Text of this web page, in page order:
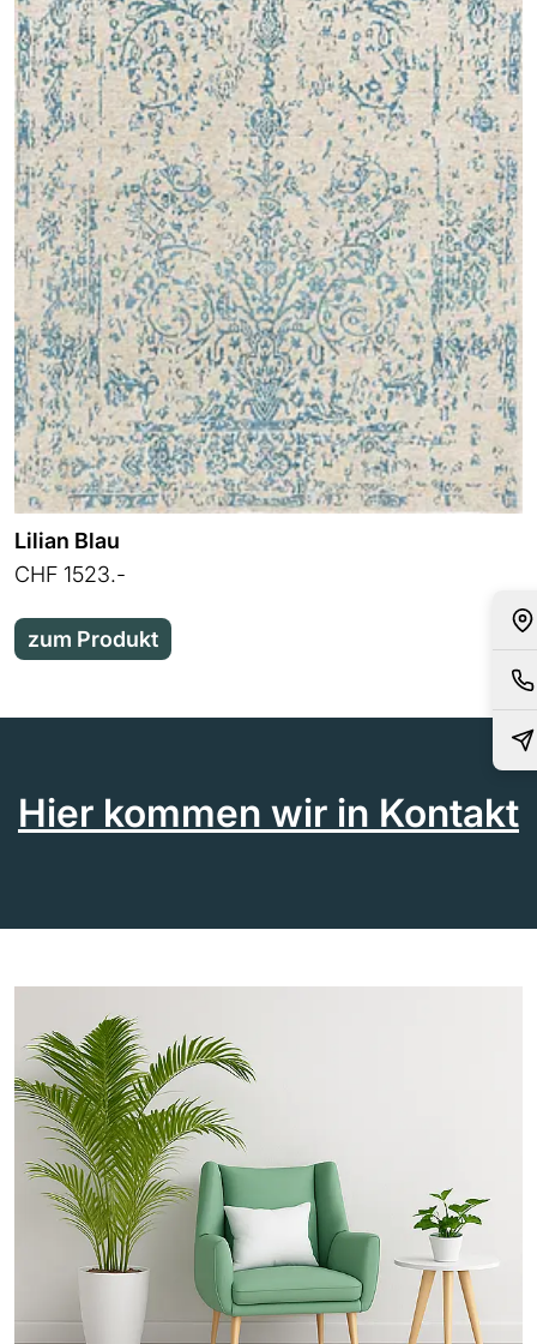
Lilian Blau
CHF 1523.-
zum Produkt
Hier kommen wir in Kontakt